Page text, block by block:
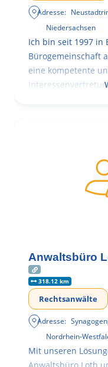
Adresse:
Niedersachsen
Ich bin seit 1997 in
Bürogemeinschaft
eine kompetente
Anwaltsbüro
318.12 km
Rechtsanwälte
Adresse:
Nordrhein-
Mit unseren